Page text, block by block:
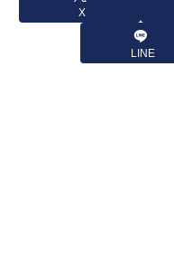
X
LINE